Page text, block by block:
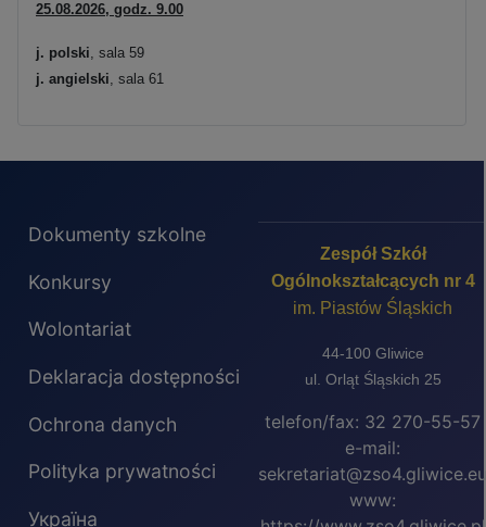
25.08.2026, godz. 9.00
j. polski, sala 59
j. angielski, sala 61
Dokumenty szkolne
Konkursy
Wolontariat
Deklaracja dostępności
Ochrona danych
Polityka prywatności
Україна
Zespół Szkół
Ogólnokształcących nr 4
im. Piastów Śląskich
44-100 Gliwice
ul. Orląt Śląskich 25
telefon/fax: 32 270-55-57
e-mail:
www: